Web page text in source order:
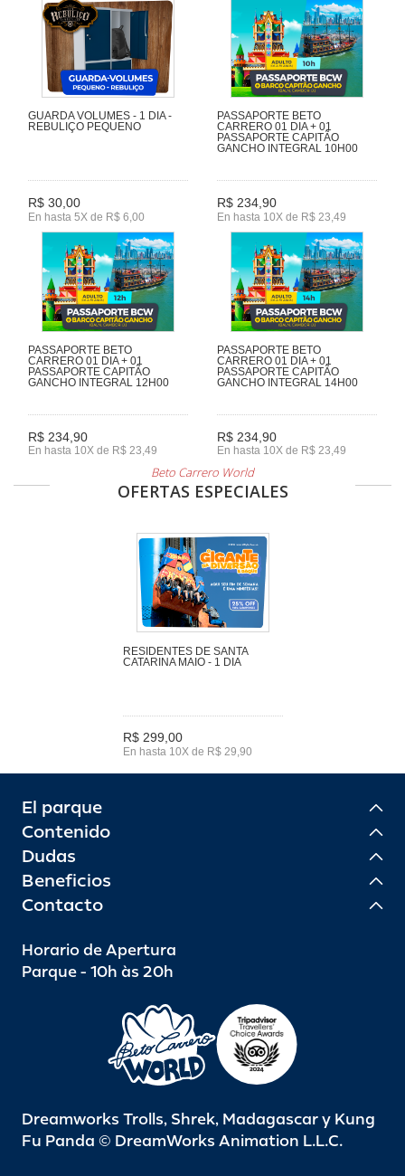
GUARDA VOLUMES - 1 DIA -
REBULIÇO PEQUENO
R$ 30,00
En hasta 5X de R$ 6,00
PASSAPORTE BETO
CARRERO 01 DIA + 01
PASSAPORTE CAPITÃO
GANCHO INTEGRAL 10H00
R$ 234,90
En hasta 10X de R$ 23,49
PASSAPORTE BETO
CARRERO 01 DIA + 01
PASSAPORTE CAPITÃO
GANCHO INTEGRAL 12H00
R$ 234,90
En hasta 10X de R$ 23,49
PASSAPORTE BETO
CARRERO 01 DIA + 01
PASSAPORTE CAPITÃO
GANCHO INTEGRAL 14H00
R$ 234,90
En hasta 10X de R$ 23,49
Beto Carrero World
OFERTAS ESPECIALES
RESIDENTES DE SANTA
CATARINA MAIO - 1 DIA
R$ 299,00
En hasta 10X de R$ 29,90
El parque
Contenido
Dudas
Beneficios
Contacto
Horario de Apertura
Parque - 10h às 20h
Dreamworks Trolls, Shrek, Madagascar y Kung
Fu Panda © DreamWorks Animation L.L.C.